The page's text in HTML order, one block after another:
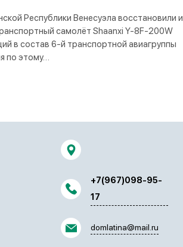
Республики Венесуэла восстановили
самолёт Shaanxi Y-8F-200W
в состав 6-й транспортной авиагруппы
по этому…
+7(967)098-95-
17
domlatina@mail.ru